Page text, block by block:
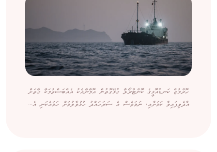
ހޮރްމުޒް ކަނޑުއޮޅީގެ ކޮންޓްރޯލާ ގުޅޭގޮތުން އޮމާނާއެކު އެއްބަސްވުމަކާ ގާތަށް
އާދެވިފައިވާ ކަމަށާއި، ނަމަވެސް އެ ސަރަހައްދު ހުޅުވާލުމަށް ހަމައެކަނި އެ...